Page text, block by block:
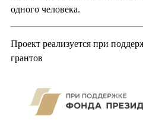
одного человека.
Проект реализуется при
грантов